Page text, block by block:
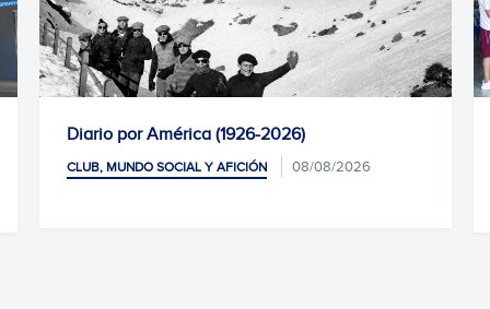
(1926-2026)
Y AFICIÓN 08/08/2026 CLUB, MUNDO SOCIAL